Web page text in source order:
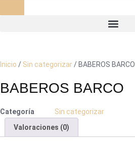
Inicio / Sin categorizar/ BABEROS BARCO
BABEROS BARCO
Categoría
Sin categorizar
Valoraciones (0)